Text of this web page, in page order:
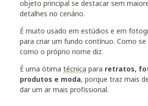
objeto principal se destacar sem
detalhes no cenário.
É muito usado em estúdios e em
para criar um fundo contínuo. Como
como o próprio nome diz.
É uma ótima técnica para retratos,
produtos e moda, porque traz mais
dar um ar mais profissional.